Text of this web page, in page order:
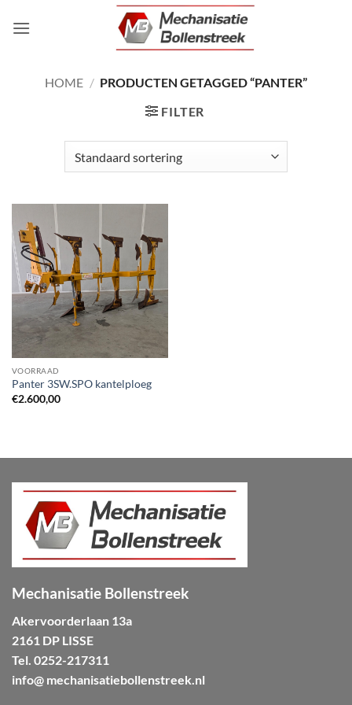
naar
HOME / PRODUCTEN GETAGGED “PANTER”
FILTER
VOORRAAD
Panter 3SW.SPO kantelploeg
€2.600,00
Mechanisatie Bollenstreek
Akervoorderlaan 13a
2161 DP LISSE
Tel. 0252-217311
info@ mechanisatiebollenstreek.nl